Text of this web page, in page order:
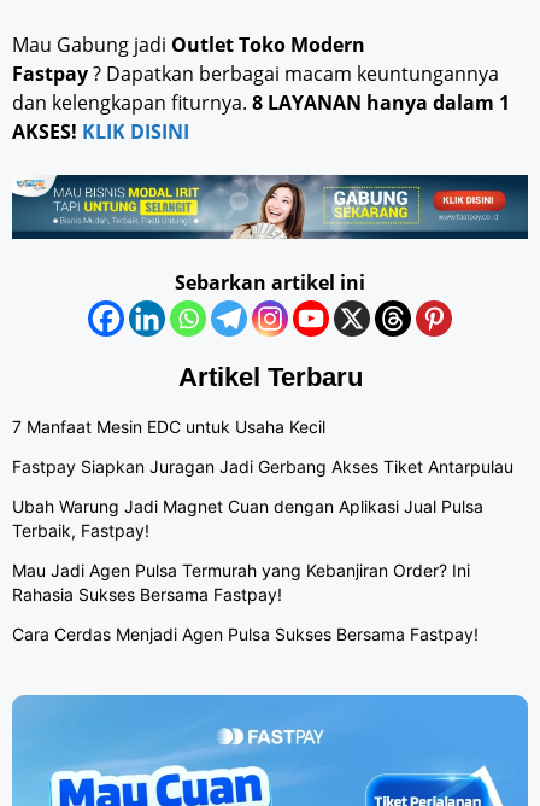
Mau Gabung jadi Outlet Toko Modern
Fastpay? Dapatkan berbagai macam keuntungannya
dan kelengkapan fiturnya. 8 LAYANAN hanya dalam 1
AKSES! KLIK DISINI
Sebarkan artikel ini
Artikel Terbaru
7 Manfaat Mesin EDC untuk Usaha Kecil
Fastpay Siapkan Juragan Jadi Gerbang Akses Tiket Antarpulau
Ubah Warung Jadi Magnet Cuan dengan Aplikasi Jual Pulsa
Terbaik, Fastpay!
Mau Jadi Agen Pulsa Termurah yang Kebanjiran Order? Ini
Rahasia Sukses Bersama Fastpay!
Cara Cerdas Menjadi Agen Pulsa Sukses Bersama Fastpay!